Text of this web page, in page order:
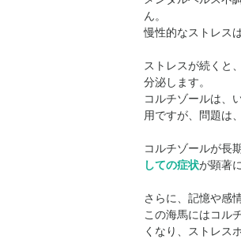
ん。
慢性的なストレス
ストレスが続くと
分泌します。
コルチゾールは、
用ですが、問題は
コルチゾールが長
しての症状が顕著
さらに、記憶や感
この海馬にはコル
くなり、ストレス